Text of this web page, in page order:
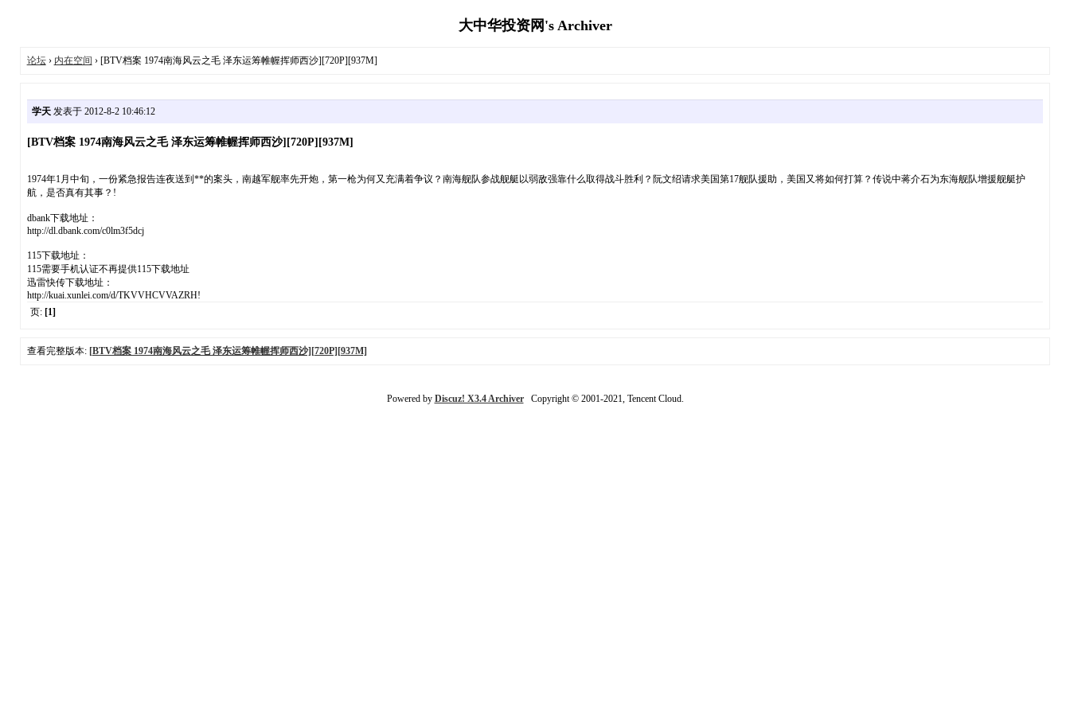
大中华投资网's Archiver
论坛› 内在空间 › [BTV档案 1974南海风云之毛 泽东运筹帷幄挥师西沙][720P][937M]
学天发表于 2012-8-2 10:46:12
[BTV档案 1974南海风云之毛 泽东运筹帷幄挥师西沙][720P][937M]
1974年1月中旬，一份紧急报告连夜送到**的案头，南越军舰率先开炮，第一枪为何又充满着争议？南海舰队参战舰艇以弱敌强靠什么取得战斗胜利？阮文绍请求美国第17舰队援助，美国又将如何打算？传说中蒋介石为东海舰队增援舰艇护
航，是否真有其事？!
dbank下载地址：
http://dl.dbank.com/c0lm3f5dcj
115下载地址：
115需要手机认证不再提供115下载地址
迅雷快传下载地址：
http://kuai.xunlei.com/d/TKVVHCVVAZRH!
页: [1]
查看完整版本: [BTV档案 1974南海风云之毛 泽东运筹帷幄挥师西沙][720P][937M]
Powered by Discuz! X3.4 ArchiverCopyright © 2001-2021, Tencent Cloud.